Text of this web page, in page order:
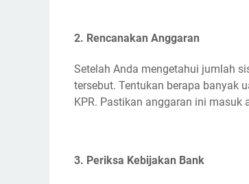
2. Rencanakan Anggaran
Setelah Anda mengetahui jumlah
tersebut. Tentukan berapa banyak
KPR. Pastikan anggaran ini masuk
3. Periksa Kebijakan Bank